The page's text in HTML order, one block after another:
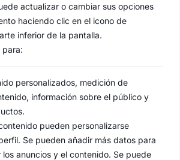
actualizar o cambiar sus opciones
haciendo clic en el icono de
inferior de la pantalla.
para:
personalizados, medición de
información sobre el público y
pueden personalizarse
Se pueden añadir más datos para
los anuncios y el contenido. Se puede